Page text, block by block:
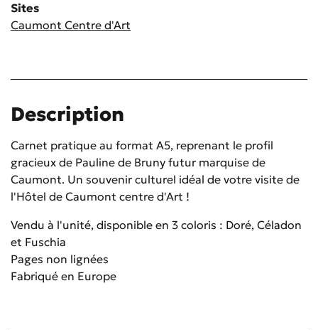
Sites
Caumont Centre d'Art
Description
Carnet pratique au format A5, reprenant le profil
gracieux de Pauline de Bruny futur marquise de
Caumont. Un souvenir culturel idéal de votre visite de
l'Hôtel de Caumont centre d'Art !
Vendu à l'unité, disponible en 3 coloris : Doré, Céladon
et Fuschia
Pages non lignées
Fabriqué en Europe